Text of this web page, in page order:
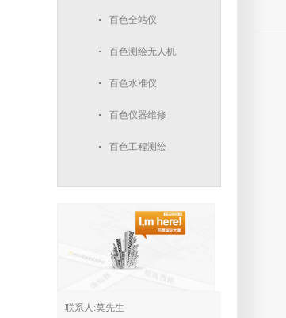
百色全站仪
百色测绘无人机
百色水准仪
百色仪器维修
百色工程测绘
联系人:莫先生